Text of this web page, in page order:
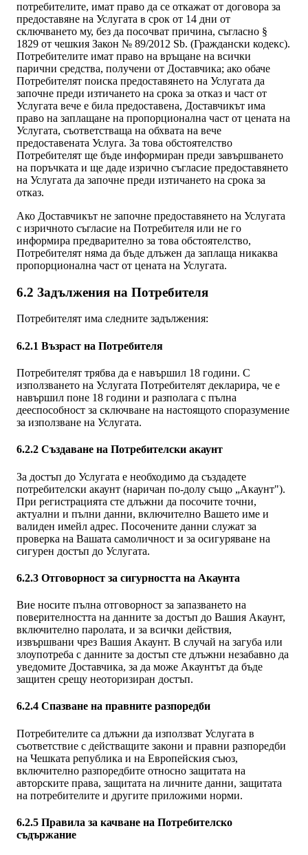
потребителите, имат право да се откажат от договора за
предоставяне на Услугата в срок от 14 дни от
сключването му, без да посочват причина, съгласно §
1829 от чешкия Закон № 89/2012 Sb. (Граждански кодекс).
Потребителите имат право на връщане на всички
парични средства, получени от Доставчика; ако обаче
Потребителят поиска предоставянето на Услугата да
започне преди изтичането на срока за отказ и част от
Услугата вече е била предоставена, Доставчикът има
право на заплащане на пропорционална част от цената на
Услугата, съответстваща на обхвата на вече
предоставената Услуга. За това обстоятелство
Потребителят ще бъде информиран преди завършването
на поръчката и ще даде изрично съгласие предоставянето
на Услугата да започне преди изтичането на срока за
отказ.
Ако Доставчикът не започне предоставянето на Услугата
с изричното съгласие на Потребителя или не го
информира предварително за това обстоятелство,
Потребителят няма да бъде длъжен да заплаща никаква
пропорционална част от цената на Услугата.
6.2 Задължения на Потребителя
Потребителят има следните задължения:
6.2.1 Възраст на Потребителя
Потребителят трябва да е навършил 18 години. С
използването на Услугата Потребителят декларира, че е
навършил поне 18 години и разполага с пълна
дееспособност за сключване на настоящото споразумение
за използване на Услугата.
6.2.2 Създаване на Потребителски акаунт
За достъп до Услугата е необходимо да създадете
потребителски акаунт (наричан по-долу също „Акаунт").
При регистрацията сте длъжни да посочите точни,
актуални и пълни данни, включително Вашето име и
валиден имейл адрес. Посочените данни служат за
проверка на Вашата самоличност и за осигуряване на
сигурен достъп до Услугата.
6.2.3 Отговорност за сигурността на Акаунта
Вие носите пълна отговорност за запазването на
поверителността на данните за достъп до Вашия Акаунт,
включително паролата, и за всички действия,
извършвани чрез Вашия Акаунт. В случай на загуба или
злоупотреба с данните за достъп сте длъжни незабавно да
уведомите Доставчика, за да може Акаунтът да бъде
защитен срещу неоторизиран достъп.
6.2.4 Спазване на правните разпоредби
Потребителите са длъжни да използват Услугата в
съответствие с действащите закони и правни разпоредби
на Чешката република и на Европейския съюз,
включително разпоредбите относно защитата на
авторските права, защитата на личните данни, защитата
на потребителите и другите приложими норми.
6.2.5 Правила за качване на Потребителско
съдържание